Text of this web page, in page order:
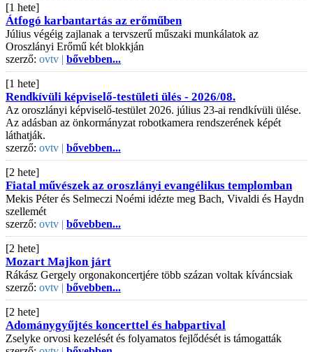
[1 hete]
Átfogó karbantartás az erőműben
Július végéig zajlanak a tervszerű műszaki munkálatok az
Oroszlányi Erőmű két blokkján
szerző: ovtv | bővebben...
[1 hete]
Rendkívüli képviselő-testületi ülés - 2026/08.
Az oroszlányi képviselő-testület 2026. július 23-ai rendkívüli ülése.
Az adásban az önkormányzat robotkamera rendszerének képét
láthatják.
szerző: ovtv | bővebben...
[2 hete]
Fiatal művészek az oroszlányi evangélikus templomban
Mekis Péter és Selmeczi Noémi idézte meg Bach, Vivaldi és Haydn
szellemét
szerző: ovtv | bővebben...
[2 hete]
Mozart Majkon járt
Rákász Gergely orgonakoncertjére több százan voltak kíváncsiak
szerző: ovtv | bővebben...
[2 hete]
Adománygyűjtés koncerttel és habpartival
Zselyke orvosi kezelését és folyamatos fejlődését is támogatták